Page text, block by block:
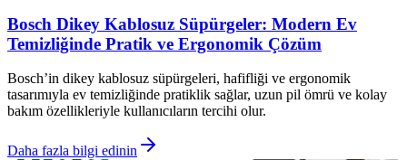
Bosch Dikey Kablosuz Süpürgeler: Modern Ev
Temizliğinde Pratik ve Ergonomik Çözüm
Bosch’in dikey kablosuz süpürgeleri, hafifliği ve ergonomik
tasarımıyla ev temizliğinde pratiklik sağlar, uzun pil ömrü ve kolay
bakım özellikleriyle kullanıcıların tercihi olur.
Daha fazla bilgi edinin